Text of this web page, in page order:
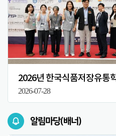
2026-07-28
알림마당(배너)